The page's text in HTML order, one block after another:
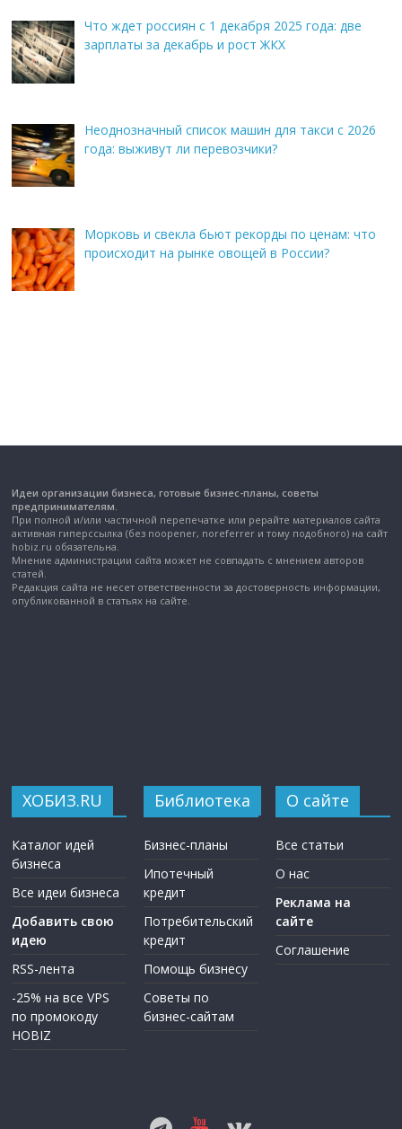
Что ждет россиян с 1 декабря 2025 года: две
зарплаты за декабрь и рост ЖКХ
Неоднозначный список машин для такси с 2026
года: выживут ли перевозчики?
Морковь и свекла бьют рекорды по ценам: что
происходит на рынке овощей в России?
Идеи организации бизнеса, готовые бизнес-планы, советы
предпринимателям.
При полной и/или частичной перепечатке или рерайте материалов сайта
активная гиперссылка (без noopener, noreferrer и тому подобного) на сайт
hobiz.ru обязательна.
Мнение администрации сайта может не совпадать с мнением авторов
статей.
Редакция сайта не несет ответственности за достоверность информации,
опубликованной в статьях на сайте.
ХОБИЗ.RU
Каталог идей
бизнеса
Все идеи бизнеса
Добавить свою
идею
RSS-лента
-25% на все VPS
по промокоду
HOBIZ
Библиотека
Бизнес-планы
Ипотечный
кредит
Потребительский
кредит
Помощь бизнесу
Советы по
бизнес-сайтам
О сайте
Все статьи
О нас
Реклама на
сайте
Соглашение